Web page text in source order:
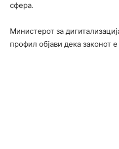
сфера.
Министерот за
профил објави дека законот